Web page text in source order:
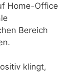
Home-Office
Bereich
klingt,